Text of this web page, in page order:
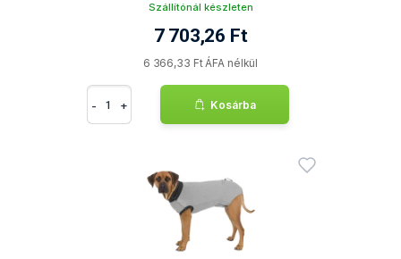
Szállítónál készleten
7 703,26 Ft
6 366,33 Ft ÁFA nélkül
- + Kosárba